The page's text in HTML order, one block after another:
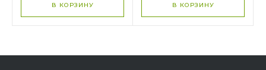
В КОРЗИНУ В КОРЗИНУ